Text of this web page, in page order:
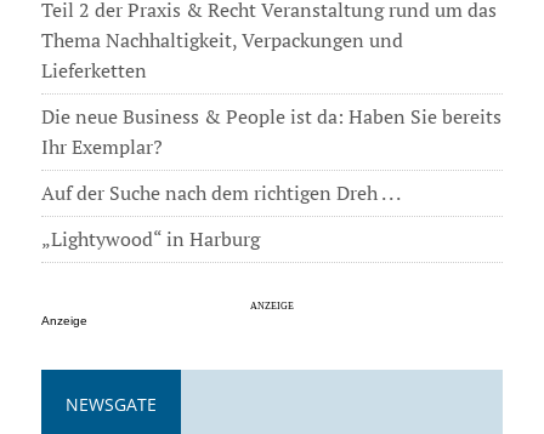
Teil 2 der Praxis & Recht Veranstaltung rund um das
Thema Nachhaltigkeit, Verpackungen und
Lieferketten
Die neue Business & People ist da: Haben Sie bereits
Ihr Exemplar?
Auf der Suche nach dem richtigen Dreh . . .
„Lightywood“ in Harburg
Anzeige
NEWSGATE